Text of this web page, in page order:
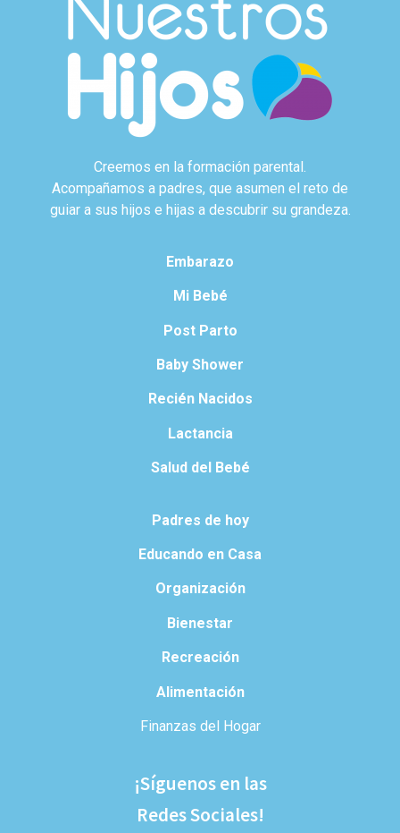
Creemos en la formación parental.
Acompañamos a padres, que asumen el reto de
guiar a sus hijos e hijas a descubrir su grandeza.
Embarazo
Mi Bebé
Post Parto
Baby Shower
Recién Nacidos
Lactancia
Salud del Bebé
Padres de hoy
Educando en Casa
Organización
Bienestar
Recreación
Alimentación
Finanzas del Hogar
¡Síguenos en las
Redes Sociales!